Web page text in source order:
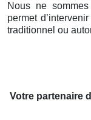
Nous ne
permet
traditionnel ou
Votre partenaire